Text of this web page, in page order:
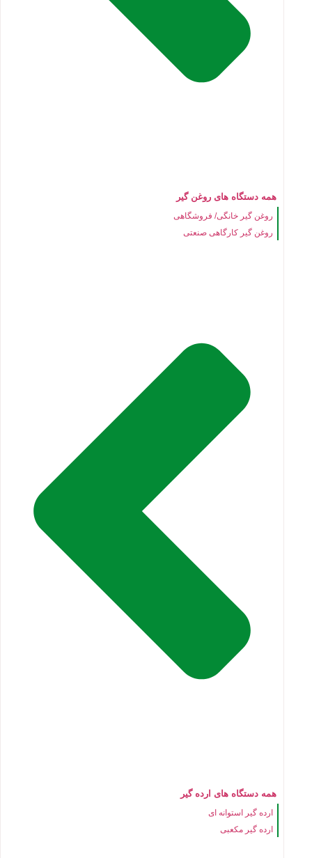
همه دستگاه های روغن گیر
روغن گیر خانگی/ فروشگاهی
روغن گیر کارگاهی صنعتی
همه دستگاه های ارده گیر
ارده گیر استوانه ای
ارده گیر مکعبی